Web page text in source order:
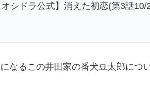
シドラ公式】消えた初恋(第3話
なるこの井田家の番犬豆太郎につ